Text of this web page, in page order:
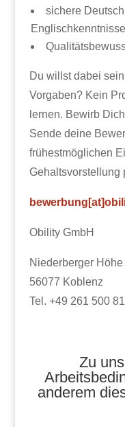
sichere
Du willst dabei
Vorgaben? Kein
lernen. Bewirb
Sende deine
frühestmöglichen
Gehaltsvorstellung
Obility GmbH
Niederberger Höhe
56077 Koblenz
Tel. +49 261 500
Zu
anderem